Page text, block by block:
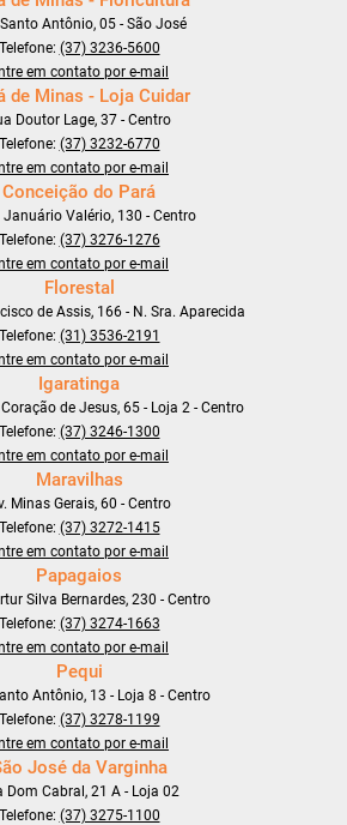
Santo Antônio, 05 - São José
Telefone: (37) 3236-5600
em contato por e-mail
de Minas - Loja Cuidar
Doutor Lage, 37 - Centro
Telefone: (37) 3232-6770
em contato por e-mail
Conceição do Pará
Januário Valério, 130 - Centro
Telefone: (37) 3276-1276
em contato por e-mail
Florestal
de Assis, 166 - N. Sra. Aparecida
Telefone: (31) 3536-2191
em contato por e-mail
Igaratinga
de Jesus, 65 - Loja 2 - Centro
Telefone: (37) 3246-1300
em contato por e-mail
Maravilhas
Minas Gerais, 60 - Centro
Telefone: (37) 3272-1415
em contato por e-mail
Papagaios
Silva Bernardes, 230 - Centro
Telefone: (37) 3274-1663
em contato por e-mail
Pequi
Antônio, 13 - Loja 8 - Centro
Telefone: (37) 3278-1199
em contato por e-mail
José da Varginha
Dom Cabral, 21 A - Loja 02
Telefone: (37) 3275-1100